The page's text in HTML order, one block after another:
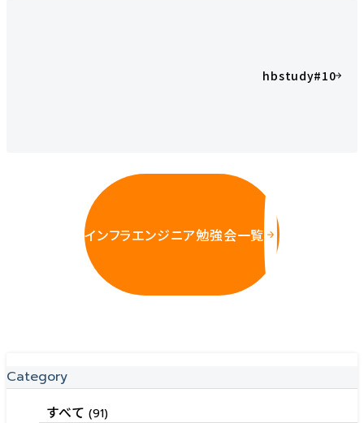
hbstudy#10
インフラエンジニア勉強会一覧
Category
すべて(91)